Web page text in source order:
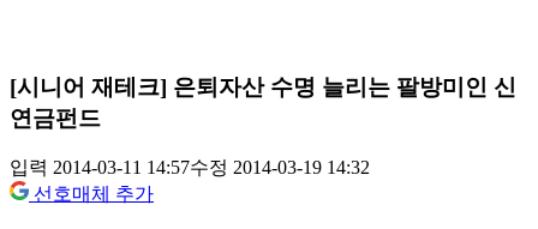
[시니어 재테크] 은퇴자산 수명 늘리는 팔방미인 신
연금펀드
입력 2014-03-11 14:57수정 2014-03-19 14:32
선호매체 추가